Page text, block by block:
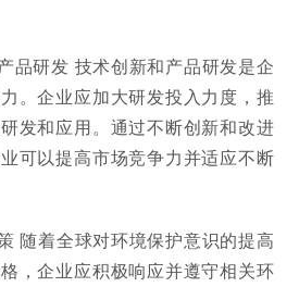
品研发 技术创新和产品研发是企
。企业应加大研发投入力度，推
发和应用。通过不断创新和改进
可以提高市场竞争力并适应不断
随着全球对环境保护意识的提高
，企业应积极响应并遵守相关环